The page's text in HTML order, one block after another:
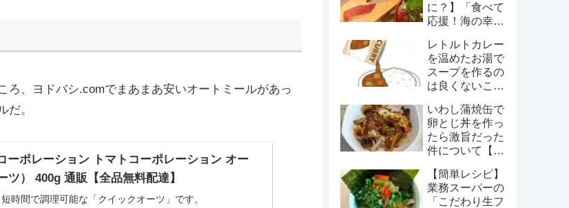
ろ、ヨドバシ.comでまあまあ安いオートミールがあっ
だ。
ーポレーション トマトコーポレーション オー
ツ） 400g 通販【全品無料配達】
時間で調理可能な「クイックオーツ」です。
に？】「食べて
応援！海の幸キ
衝撃
レトルトカレー
を温めたお湯で
スープを作るの
は良くないこと
いわし蒲焼缶で
卵とじ丼を作っ
たら激旨だった
件について【簡
旨い！】
【簡単レシピ】
業務スーパーの
「こだわり生フ